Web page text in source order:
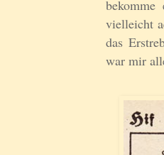
vielleicht
das
war mir